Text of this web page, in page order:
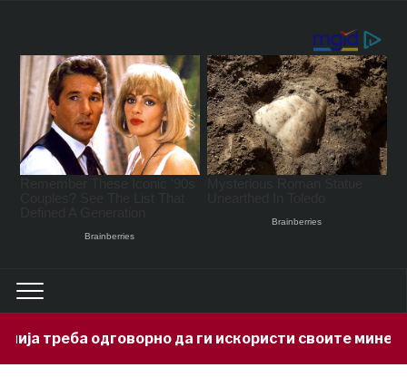
да ги искористи своите минерални богатства